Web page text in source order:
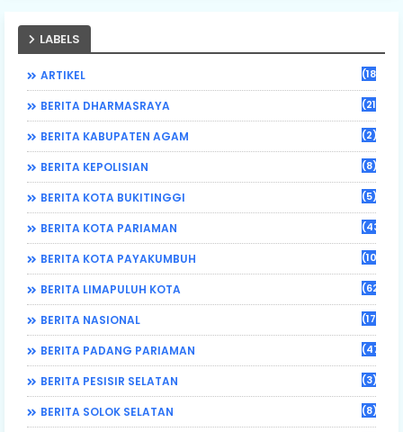
LABELS
ARTIKEL (184)
BERITA DHARMASRAYA (21)
BERITA KABUPATEN AGAM (2)
BERITA KEPOLISIAN (8)
BERITA KOTA BUKITINGGI (5)
BERITA KOTA PARIAMAN (43)
BERITA KOTA PAYAKUMBUH (108)
BERITA LIMAPULUH KOTA (62)
BERITA NASIONAL (17)
BERITA PADANG PARIAMAN (470)
BERITA PESISIR SELATAN (3)
BERITA SOLOK SELATAN (8)